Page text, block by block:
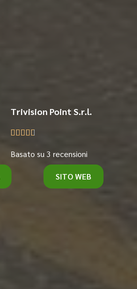
Trivision Point S.r.l.
    
Basato su 3 recensioni
SITO WEB